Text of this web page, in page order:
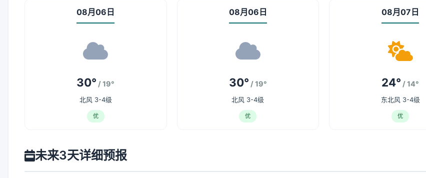
08月06日
30° / 19°
北风 3-4级
优
08月06日
30° / 19°
北风 3-4级
优
08月07日
24° / 14°
东北风 3-4级
优
未来3天详细预报